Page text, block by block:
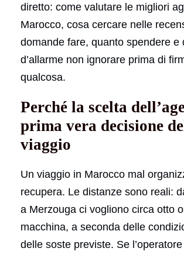
diretto: come valutare le migliori
Marocco, cosa cercare nelle
domande fare, quanto spendere e
d’allarme non ignorare prima di
qualcosa.
Perché la scelta
prima vera decisione
viaggio
Un viaggio in Marocco mal
recupera. Le distanze sono reali:
a Merzouga ci vogliono circa otto
macchina, a seconda delle
delle soste previste. Se